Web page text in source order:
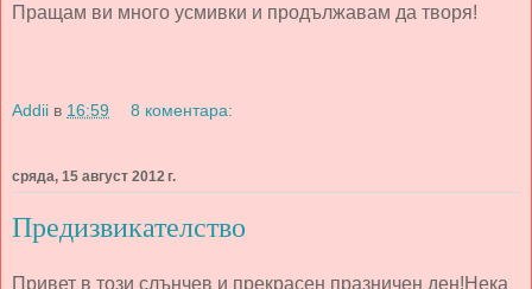
Пращам ви много усмивки и продължавам да творя!
Addii в 16:59 8 коментара:
сряда, 15 август 2012 г.
Предизвикателство
Привет в този слънчев и прекрасен празничен ден!Нека